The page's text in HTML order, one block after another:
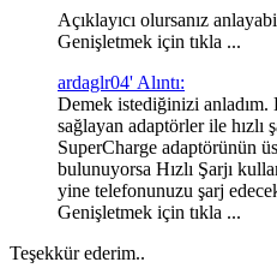
Açıklayıcı olursanız
Genişletmek için tıkla ...
ardaglr04' Alıntı:
Demek istediğinizi anladım.
sağlayan adaptörler ile hızlı
SuperCharge adaptörünün
bulunuyorsa Hızlı Şarjı
yine telefonunuzu şarj
Genişletmek için tıkla ...
Teşekkür ederim..